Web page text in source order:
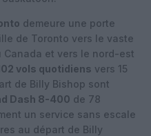
demeure une porte
de Toronto vers le vaste
Canada et vers le nord-est
vols quotidiens vers 15
de Billy Bishop sont
Dash 8-400 de 78
un service sans escale
au départ de Billy